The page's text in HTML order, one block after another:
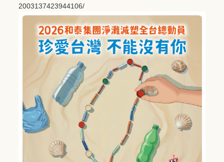
2003137423944106/